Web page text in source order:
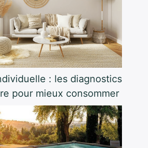
: les diagnostics
pour mieux consommer